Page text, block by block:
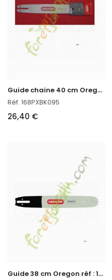
G
uide chaine 40 cm Oregon réf : 168PXBK095 en stock
Réf. 168PXBK095
26,40 €
G
uide 38 cm Oregon réf : 158VXLGK095 en stock